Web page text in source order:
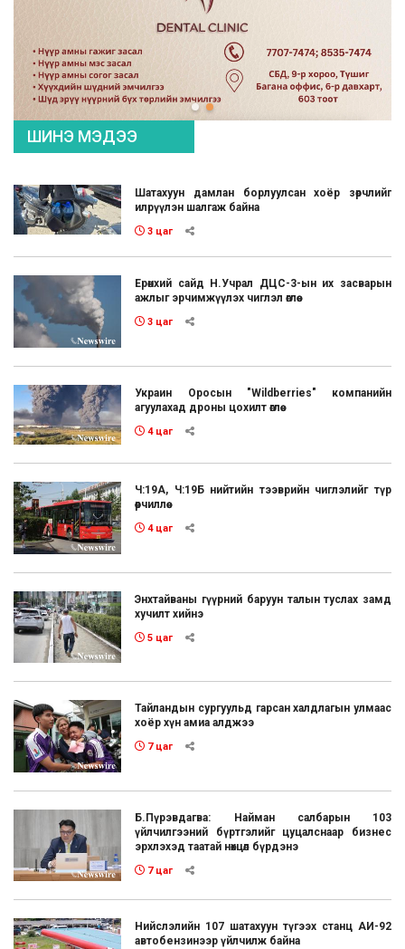
ШИНЭ МЭДЭЭ
Шатахуун дамлан борлуулсан хоёр зөрчлийг
илрүүлэн шалгаж байна
3 цаг
Ерөнхий сайд Н.Учрал ДЦС-3-ын их засварын
ажлыг эрчимжүүлэх чиглэл өглөө
3 цаг
Украин Оросын "Wildberries" компанийн
агуулахад дроны цохилт өглөө
4 цаг
Ч:19А, Ч:19Б нийтийн тээврийн чиглэлийг түр
өөрчиллөө
4 цаг
Энхтайваны гүүрний баруун талын туслах замд
хучилт хийнэ
5 цаг
Тайландын сургуульд гарсан халдлагын улмаас
хоёр хүн амиа алджээ
7 цаг
Б.Пүрэвдагва: Найман салбарын 103
үйлчилгээний бүртгэлийг цуцалснаар бизнес
эрхлэхэд таатай нөхцөл бүрдэнэ
7 цаг
Нийслэлийн 107 шатахуун түгээх станц АИ-92
автобензинээр үйлчилж байна